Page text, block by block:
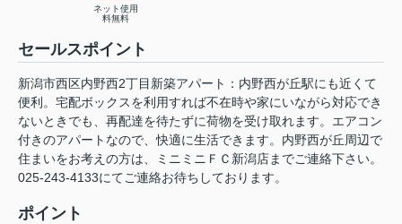
ネット使用
料無料
セールスポイント
新潟市西区内野西2丁目新築アパート：内野西が丘駅にも近くて
便利。宅配ボックスを利用すれば不在時や家にいながら対応でき
ないときでも、再配達を待たずに荷物を受け取れます。エアコン
付きのアパートなので、快適に生活できます。内野西が丘周辺で
住まいをお考えの方は、ミニミニＦＣ新潟店までご連絡下さい。
025-243-4133にてご連絡お待ちしております。
ポイント